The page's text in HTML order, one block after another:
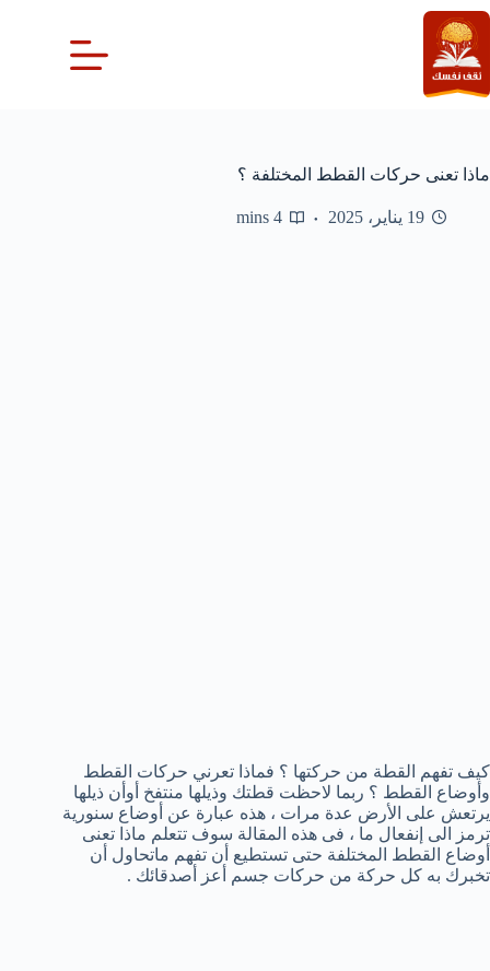
التجاوز
إلى
المحتوى
ماذا تعنى حركات القطط المختلفة ؟
19 يناير، 2025 4 mins
كيف تفهم القطة من حركتها ؟ فماذا تعرني حركات القطط
وأوضاع القطط ؟ ربما لاحظت قطتك وذيلها منتفخ أوأن ذيلها
يرتعش على الأرض عدة مرات ، هذه عبارة عن أوضاع سنورية
ترمز الى إنفعال ما ، فى هذه المقالة سوف تتعلم ماذا تعنى
أوضاع القطط المختلفة حتى تستطيع أن تفهم ماتحاول أن
تخبرك به كل حركة من حركات جسم أعز أصدقائك .